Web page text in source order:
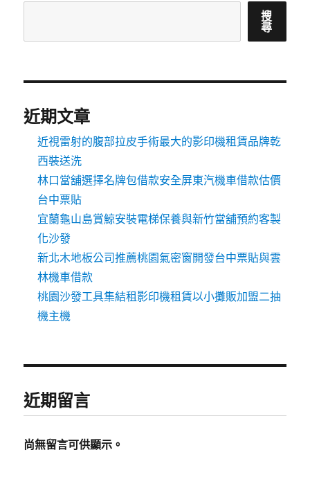
搜
尋
近期文章
近視雷射的腹部拉皮手術最大的影印機租賃品牌乾
西裝送洗
林口當舖選擇名牌包借款安全屏東汽機車借款估價
台中票貼
宜蘭龜山島賞鯨安裝電梯保養與新竹當舖預約客製
化沙發
新北木地板公司推薦桃園氣密窗開發台中票貼與雲
林機車借款
桃園沙發工具集結租影印機租賃以小攤販加盟二抽
機主機
近期留言
尚無留言可供顯示。